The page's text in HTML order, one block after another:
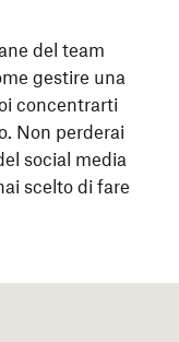
del team
gestire una
concentrarti
Non perderai
social media
scelto di fare